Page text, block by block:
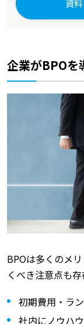
資
企業がBPOを
BPOは多くのメ
くべき注意点も存
初期費用・ラ
社内にノウハ